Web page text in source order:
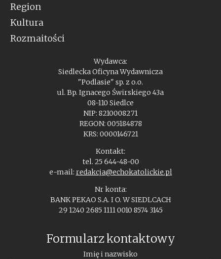
Region
Kultura
Rozmaitości
Wydawca:
Siedlecka Oficyna Wydawnicza
"Podlasie" sp. z o.o.
ul. Bp. Ignacego Świrskiego 43a
08-110 Siedlce
NIP: 8210008271
REGON: 005184878
KRS: 0000146721
Kontakt:
tel. 25 644-48-00
e-mail: redakcja@echokatolickie.pl
Nr konta:
BANK PEKAO S.A. I O. W SIEDLCACH
29 1240 2685 1111 0010 8574 3145
Formularz kontaktowy
Imię i nazwisko